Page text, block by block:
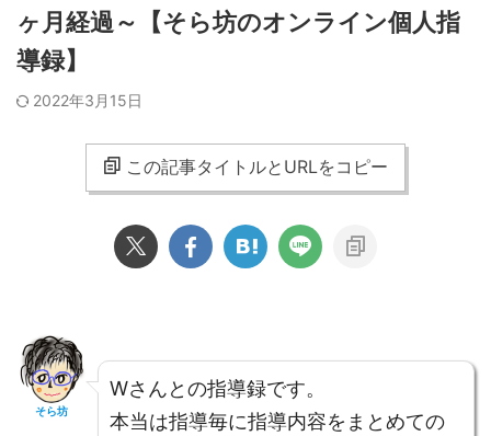
ヶ月経過～【そら坊のオンライン個人指
導録】
2022年3月15日
この記事タイトルとURLをコピー
そら坊
Wさんとの指導録です。
本当は指導毎に指導内容をまとめての